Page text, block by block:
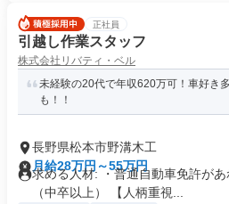
正社員
引越し作業スタッフ
株式会社リバティ・ベル
未経験の20代で年収620万可！車好き
も！！
長野県松本市野溝木工
月給28万円～55万円
求める人材: ・普通自動車免許が
（中卒以上） 【人柄重視...